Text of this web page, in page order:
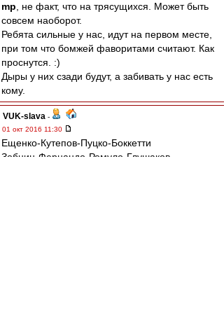
mp , не факт, что на трясущихся. Может быть
совсем наоборот.
Ребята сильные у нас, идут на первом месте,
при том что бомжей фаворитами считают. Как
проснутся. :)
Дыры у них сзади будут, а забивать у нас есть
кому.
VUK-slava -
01 окт 2016 11:30
Ещенко-Кутепов-Пуцко-Боккетти
Зобнин-Фернандо-Ромуло-Глушаков